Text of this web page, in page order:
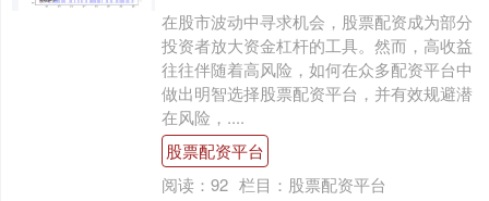
在股市波动中寻求机会，股票配资成为部分
投资者放大资金杠杆的工具。然而，高收益
往往伴随着高风险，如何在众多配资平台中
做出明智选择股票配资平台，并有效规避潜
在风险，....
股票配资平台
阅读： 92 栏目： 股票配资平台